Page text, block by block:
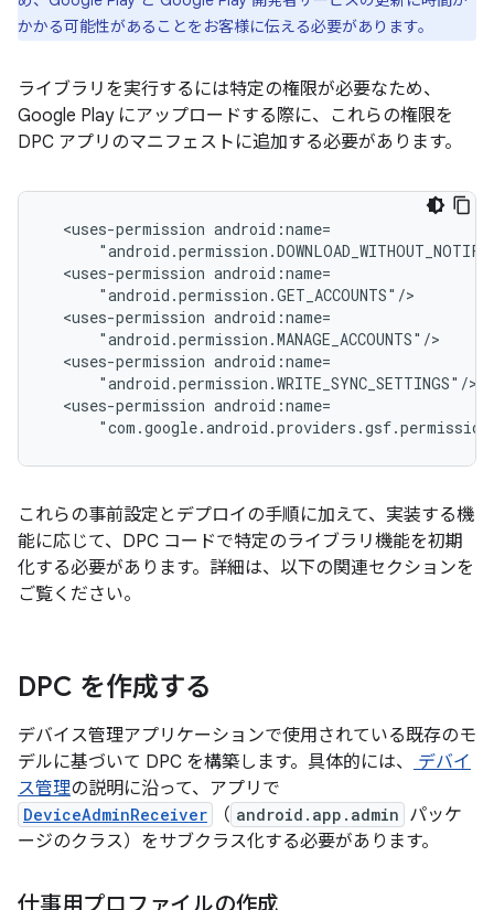
かかる可能性があることをお客様に伝える必要があります。
ライブラリを実行するには特定の権限が必要なため、
Google Play にアップロードする際に、これらの権限を
DPC アプリのマニフェストに追加する必要があります。
<uses-permission
<uses-permission
<uses-permission
<uses-permission
<uses-permission
これらの事前設定とデプロイの手順に加えて、実装する機
能に応じて、DPC コードで特定のライブラリ機能を初期
化する必要があります。詳細は、以下の関連セクションを
ご覧ください。
DPC を作成する
デバイス管理アプリケーションで使用されている既存のモ
デルに基づいて DPC を構築します。具体的には、
デバイ
ス管理の説明に沿って、アプリで
DeviceAdminReceiver （ android.app.admin パッケ
ージのクラス）をサブクラス化する必要があります。